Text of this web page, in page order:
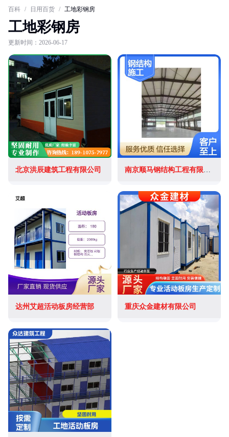
百科 / 日用百货 / 工地彩钢房
工地彩钢房
更新时间：2026-06-17
北京洪辰建筑工程有限公司 南京顺马钢结构工程有限公司
达州艾超活动板房经营部 重庆众金建材有限公司